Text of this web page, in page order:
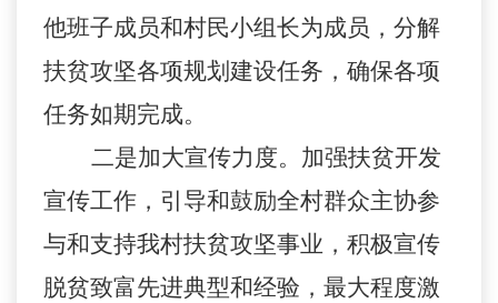
他班子成员和村民小组长为成员，分解
扶贫攻坚各项规划建设任务，确保各项
任务如期完成。
二是加大宣传力度。加强扶贫开发
宣传工作，引导和鼓励全村群众主协参
与和支持我村扶贫攻坚事业，积极宣传
脱贫致富先进典型和经验，最大程度激